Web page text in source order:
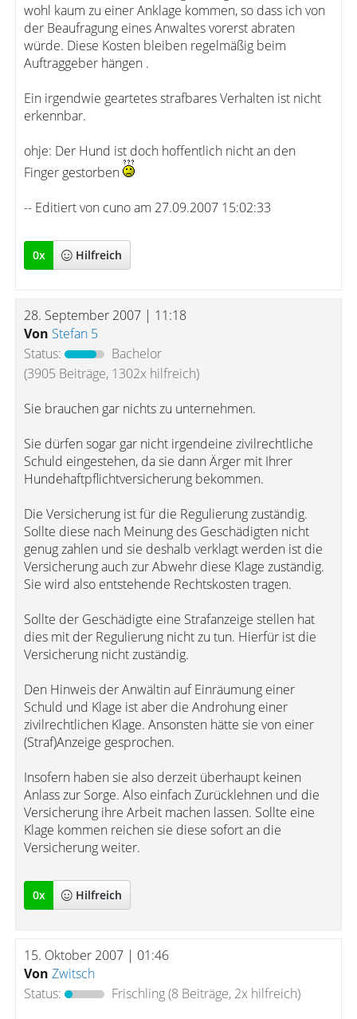
wohl kaum zu einer Anklage kommen, so dass ich von
der Beaufragung eines Anwaltes vorerst abraten
würde. Diese Kosten bleiben regelmäßig beim
Auftraggeber hängen .
Ein irgendwie geartetes strafbares Verhalten ist nicht
erkennbar.
ohje: Der Hund ist doch hoffentlich nicht an den
Finger gestorben
-- Editiert von cuno am 27.09.2007 15:02:33
0x Hilfreich
28. September 2007 | 11:18
Von Stefan 5
Status:
Bachelor
(3905 Beiträge, 1302x hilfreich)
Sie brauchen gar nichts zu unternehmen.
Sie dürfen sogar gar nicht irgendeine zivilrechtliche
Schuld eingestehen, da sie dann Ärger mit Ihrer
Hundehaftpflichtversicherung bekommen.
Die Versicherung ist für die Regulierung zuständig.
Sollte diese nach Meinung des Geschädigten nicht
genug zahlen und sie deshalb verklagt werden ist die
Versicherung auch zur Abwehr diese Klage zuständig.
Sie wird also entstehende Rechtskosten tragen.
Sollte der Geschädigte eine Strafanzeige stellen hat
dies mit der Regulierung nicht zu tun. Hierfür ist die
Versicherung nicht zuständig.
Den Hinweis der Anwältin auf Einräumung einer
Schuld und Klage ist aber die Androhung einer
zivilrechtlichen Klage. Ansonsten hätte sie von einer
(Straf)Anzeige gesprochen.
Insofern haben sie also derzeit überhaupt keinen
Anlass zur Sorge. Also einfach Zurücklehnen und die
Versicherung ihre Arbeit machen lassen. Sollte eine
Klage kommen reichen sie diese sofort an die
Versicherung weiter.
0x Hilfreich
15. Oktober 2007 | 01:46
Von Zwitsch
Status:
Frischling(8 Beiträge, 2x hilfreich)